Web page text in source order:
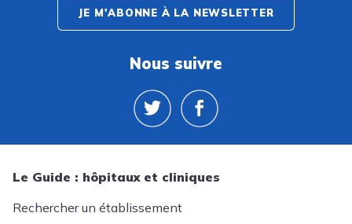
JE M'ABONNE À LA NEWSLETTER
Nous suivre
Le Guide : hôpitaux et cliniques
Rechercher un établissement